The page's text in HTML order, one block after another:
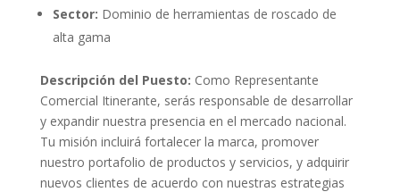
Sector: Dominio de herramientas de roscado de
alta gama
Descripción del Puesto: Como Representante
Comercial Itinerante, serás responsable de desarrollar
y expandir nuestra presencia en el mercado nacional.
Tu misión incluirá fortalecer la marca, promover
nuestro portafolio de productos y servicios, y adquirir
nuevos clientes de acuerdo con nuestras estrategias